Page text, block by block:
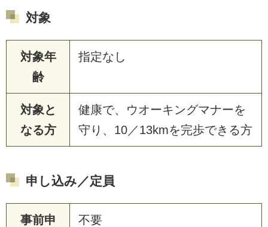
対象
対象年
齢
指定なし
対象と
なる方
健康で、ウオーキングマナーを
守り、10／13kmを完歩できる方
申し込み／定員
事前申
不要